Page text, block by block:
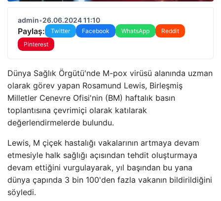
admin•26.06.2024 11:10
Paylaş: Twitter Facebook WhatsApp
Reddit
Pinterest
Dünya Sağlık Örgütü'nde M-pox virüsü alanında uzman
olarak görev yapan Rosamund Lewis, Birleşmiş
Milletler Cenevre Ofisi'nin (BM) haftalık basın
toplantısına çevrimiçi olarak katılarak
değerlendirmelerde bulundu.
Lewis, M çiçek hastalığı vakalarının artmaya devam
etmesiyle halk sağlığı açısından tehdit oluşturmaya
devam ettiğini vurgulayarak, yıl başından bu yana
dünya çapında 3 bin 100'den fazla vakanın bildirildiğini
söyledi.